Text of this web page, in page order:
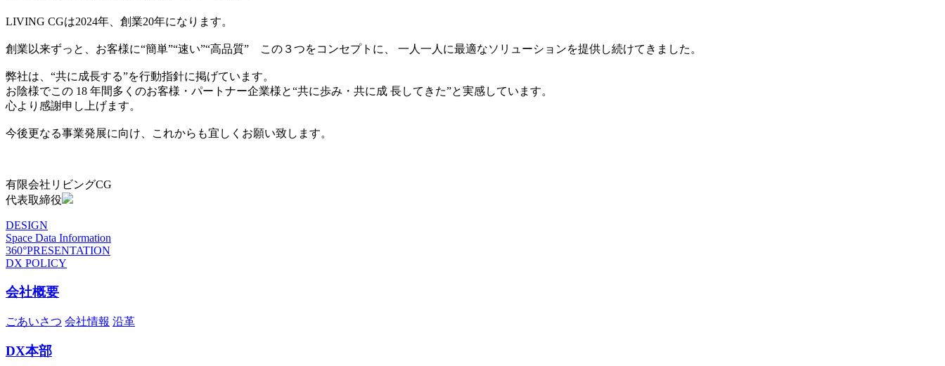
LIVING CGは2024年、創業20年になります。
創業以来ずっと、お客様に“簡単”“速い”“高品質” この３つをコンセプトに、 一人一人に最適なソリューションを提供し続けてきました。
弊社は、“共に成長する”を行動指針に掲げています。
お陰様でこの 18 年間多くのお客様・パートナー企業様と“共に歩み・共に成 長してきた”と実感しています。
心より感謝申し上げます。
今後更なる事業発展に向け、これからも宜しくお願い致します。
有限会社リビングCG
代表取締役
DESIGN
Space Data Information
360°PRESENTATION
DX POLICY
会社概要
ごあいさつ 会社情報 沿革
DX本部